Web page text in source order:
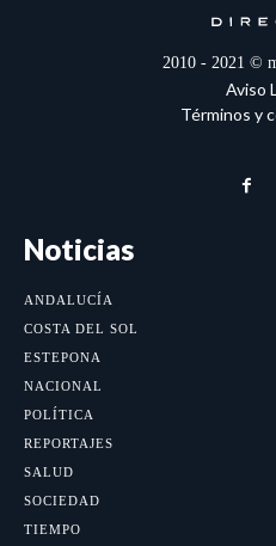
2010 - 2021 ©
Aviso
Términos y
Noticias
ANDALUCÍA
COSTA DEL SOL
ESTEPONA
NACIONAL
POLÍTICA
REPORTAJES
SALUD
SOCIEDAD
TIEMPO